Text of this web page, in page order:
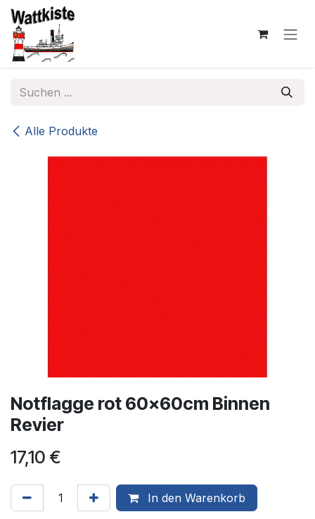
Zum Inhalt springen
Alle Produkte
Notflagge rot 60x60cm Binnen
Revier
17,10 €
In den Warenkorb